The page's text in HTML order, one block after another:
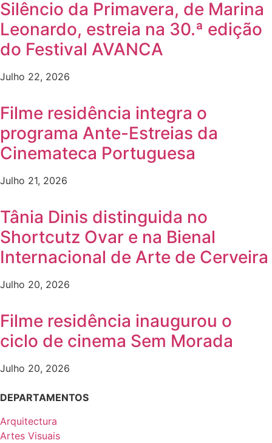
Silêncio da Primavera, de Marina
Leonardo, estreia na 30.ª edição
do Festival AVANCA
Julho 22, 2026
Filme residência integra o
programa Ante-Estreias da
Cinemateca Portuguesa
Julho 21, 2026
Tânia Dinis distinguida no
Shortcutz Ovar e na Bienal
Internacional de Arte de Cerveira
Julho 20, 2026
Filme residência inaugurou o
ciclo de cinema Sem Morada
Julho 20, 2026
DEPARTAMENTOS
Arquitectura
Artes Visuais